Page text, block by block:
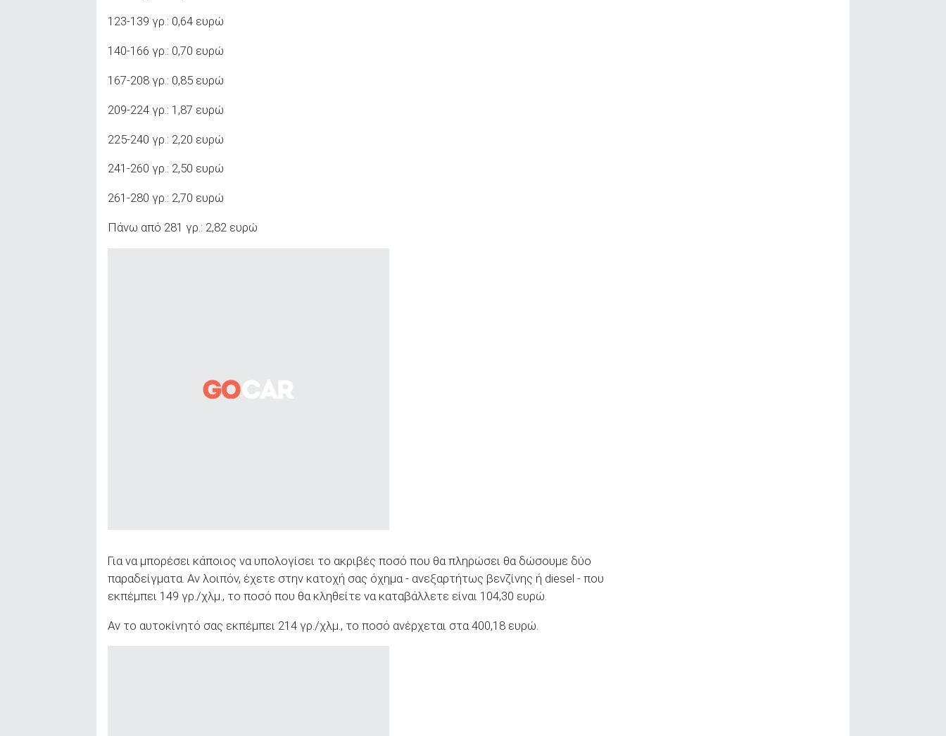
123-139 γρ.: 0,64 ευρώ
140-166 γρ.: 0,70 ευρώ
167-208 γρ.: 0,85 ευρώ
209-224 γρ.: 1,87 ευρώ
225-240 γρ.: 2,20 ευρώ
241-260 γρ.: 2,50 ευρώ
261-280 γρ.: 2,70 ευρώ
Πάνω από 281 γρ.: 2,82 ευρώ
Για να μπορέσει κάποιος να υπολογίσει το ακριβές ποσό που θα πληρώσει θα δώσουμε δύο
παραδείγματα. Αν λοιπόν, έχετε στην κατοχή σας όχημα - ανεξαρτήτως βενζίνης ή diesel - που
εκπέμπει 149 γρ./χλμ., το ποσό που θα κληθείτε να καταβάλλετε είναι 104,30 ευρώ.
Αν το αυτοκίνητό σας εκπέμπει 214 γρ./χλμ., το ποσό ανέρχεται στα 400,18 ευρώ.